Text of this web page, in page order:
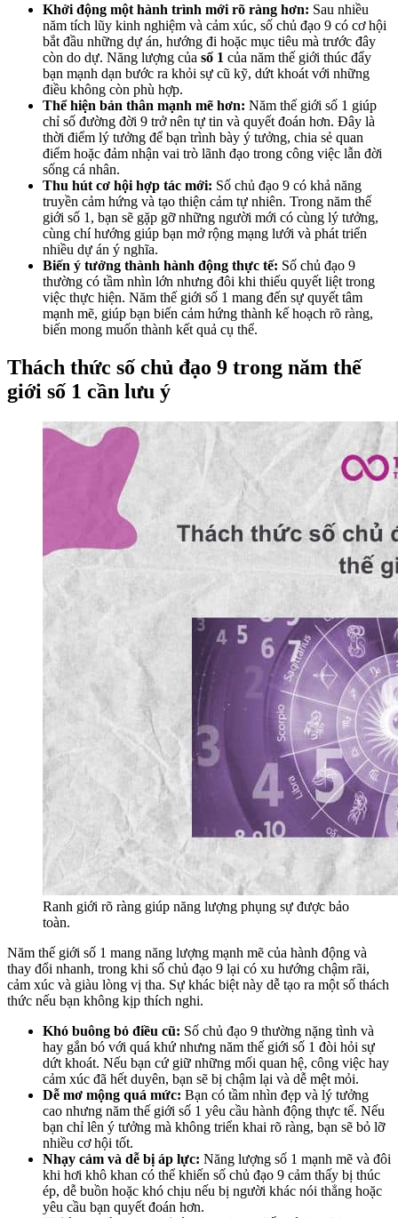
Khởi động một hành trình mới rõ ràng hơn: Sau nhiều
năm tích lũy kinh nghiệm và cảm xúc, số chủ đạo 9 có cơ hội
bắt đầu những dự án, hướng đi hoặc mục tiêu mà trước đây
còn do dự. Năng lượng của số 1 của năm thế giới thúc đẩy
bạn mạnh dạn bước ra khỏi sự cũ kỹ, dứt khoát với những
điều không còn phù hợp.
Thể hiện bản thân mạnh mẽ hơn: Năm thế giới số 1 giúp
chỉ số đường đời 9 trở nên tự tin và quyết đoán hơn. Đây là
thời điểm lý tưởng để bạn trình bày ý tưởng, chia sẻ quan
điểm hoặc đảm nhận vai trò lãnh đạo trong công việc lẫn đời
sống cá nhân.
Thu hút cơ hội hợp tác mới: Số chủ đạo 9 có khả năng
truyền cảm hứng và tạo thiện cảm tự nhiên. Trong năm thế
giới số 1, bạn sẽ gặp gỡ những người mới có cùng lý tưởng,
cùng chí hướng giúp bạn mở rộng mạng lưới và phát triển
nhiều dự án ý nghĩa.
Biến ý tưởng thành hành động thực tế: Số chủ đạo 9
thường có tầm nhìn lớn nhưng đôi khi thiếu quyết liệt trong
việc thực hiện. Năm thế giới số 1 mang đến sự quyết tâm
mạnh mẽ, giúp bạn biến cảm hứng thành kế hoạch rõ ràng,
biến mong muốn thành kết quả cụ thể.
Thách thức số chủ đạo 9 trong năm thế
giới số 1 cần lưu ý
Ranh giới rõ ràng giúp năng lượng phụng sự được bảo
toàn.
Năm thế giới số 1 mang năng lượng mạnh mẽ của hành động và
thay đổi nhanh, trong khi số chủ đạo 9 lại có xu hướng chậm rãi,
cảm xúc và giàu lòng vị tha. Sự khác biệt này dễ tạo ra một số thách
thức nếu bạn không kịp thích nghi.
Khó buông bỏ điều cũ: Số chủ đạo 9 thường nặng tình và
hay gắn bó với quá khứ nhưng năm thế giới số 1 đòi hỏi sự
dứt khoát. Nếu bạn cứ giữ những mối quan hệ, công việc hay
cảm xúc đã hết duyên, bạn sẽ bị chậm lại và dễ mệt mỏi.
Dễ mơ mộng quá mức: Bạn có tầm nhìn đẹp và lý tưởng
cao nhưng năm thế giới số 1 yêu cầu hành động thực tế. Nếu
bạn chỉ lên ý tưởng mà không triển khai rõ ràng, bạn sẽ bỏ lỡ
nhiều cơ hội tốt.
Nhạy cảm và dễ bị áp lực: Năng lượng số 1 mạnh mẽ và đôi
khi hơi khô khan có thể khiến số chủ đạo 9 cảm thấy bị thúc
ép, dễ buồn hoặc khó chịu nếu bị người khác nói thẳng hoặc
yêu cầu bạn quyết đoán hơn.